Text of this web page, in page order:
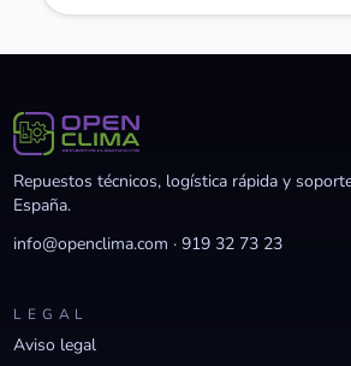
Repuestos técnicos, logística rápida y
España.
info@openclima.com ·919 32 73 23
LEGAL
Aviso legal